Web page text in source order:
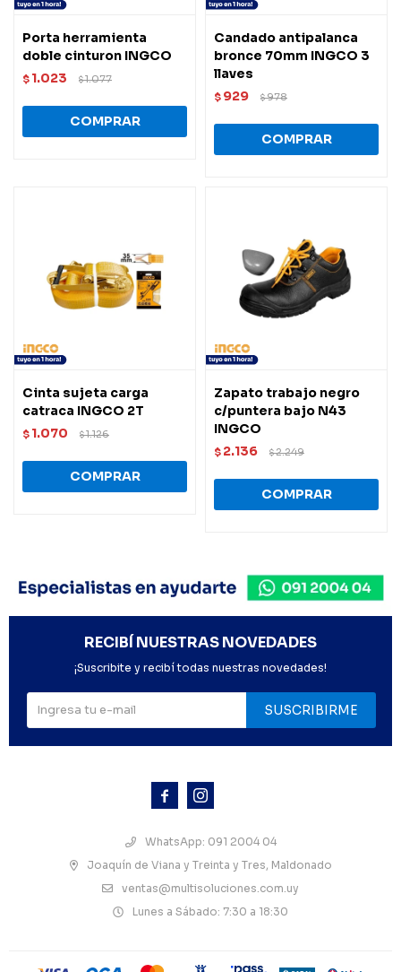
Porta herramienta
doble cinturon INGCO
$ 1.023 $1.077
Candado antipalanca
bronce 70mm INGCO 3
llaves
$ 929 $978
Cinta sujeta carga
catraca INGCO 2T
$ 1.070 $1.126
Zapato trabajo negro
c/puntera bajo N43
INGCO
$ 2.136 $2.249
 
WhatsApp: 091 2004 04
Joaquín de Viana y Treinta y Tres, Maldonado
ventas@multisoluciones.com.uy
Lunes a Sábado: 7:30 a 18:30
RECIBÍ NUESTRAS NOVEDADES
¡Suscribite y recibí todas nuestras novedades!
SUSCRIBIRME